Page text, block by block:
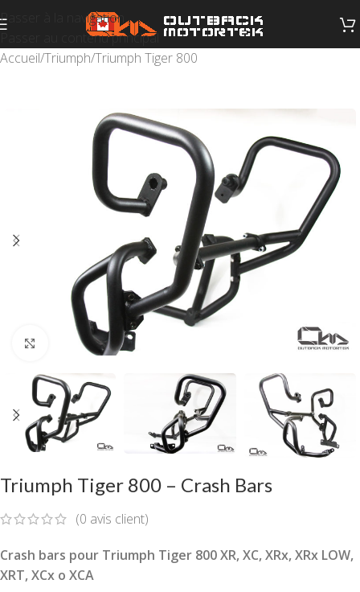
Passer à la navigation
Passer au contenu principal
Accueil/Triumph/Triumph Tiger 800
Cliquez pour agrandir
Triumph Tiger 800 – Crash Bars
(0 avis client)
Crash bars pour Triumph Tiger 800 XR, XC, XRx, XRx LOW,
XRT, XCx o XCA